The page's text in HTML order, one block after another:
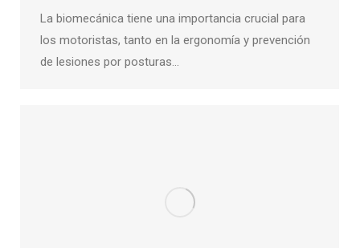
La biomecánica tiene una importancia crucial para
los motoristas, tanto en la ergonomía y prevención
de lesiones por posturas…